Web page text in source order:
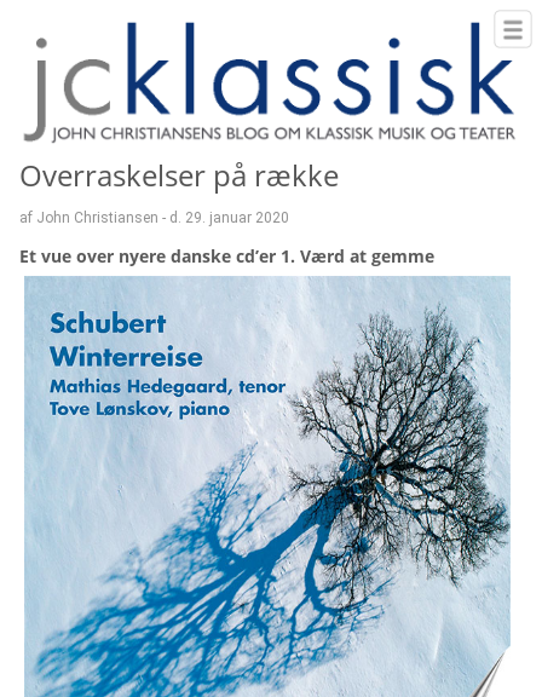
Overraskelser på række
af John Christiansen - d. 29. januar 2020
Et vue over nyere danske cd’er 1. Værd at gemme